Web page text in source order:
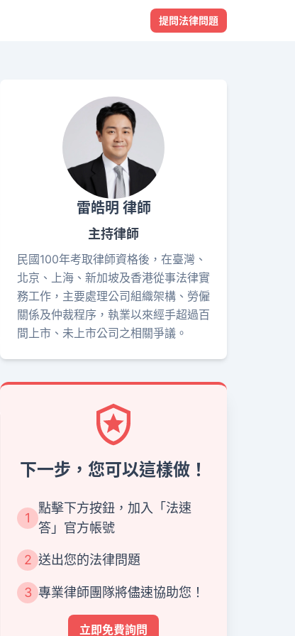
提問法律問題
雷皓明 律師
主持律師
民國100年考取律師資格後，在臺灣、
北京、上海、新加坡及香港從事法律實
務工作，主要處理公司組織架構、勞僱
關係及仲裁程序，執業以來經手超過百
間上市、未上市公司之相關爭議。
下一步，您可以這樣做！
1
點擊下方按鈕，加入「法速
答」官方帳號
2 送出您的法律問題
3 專業律師團隊將儘速協助您！
立即免費詢問